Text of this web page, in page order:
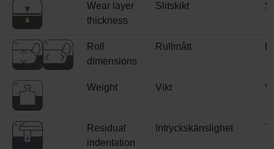
Wear layer
thickness
Slitskikt
Roll
dimensions
Rullmått
Weight Vikt
Residual
indentation
Intryckskänslighet